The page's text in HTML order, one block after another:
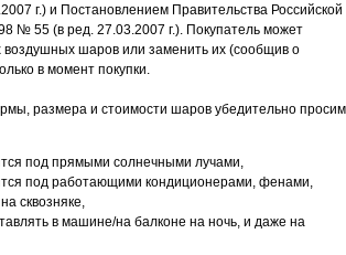
г.) и Постановлением Правительства Российской
№ 55 (в ред. 27.03.2007 г.). Покупатель может
воздушных шаров или заменить их (сообщив о
в момент покупки.
размера и стоимости шаров убедительно просим
под прямыми солнечными лучами,
под работающими кондиционерами, фенами,
сквозняке,
в машине/на балконе на ночь, и даже на